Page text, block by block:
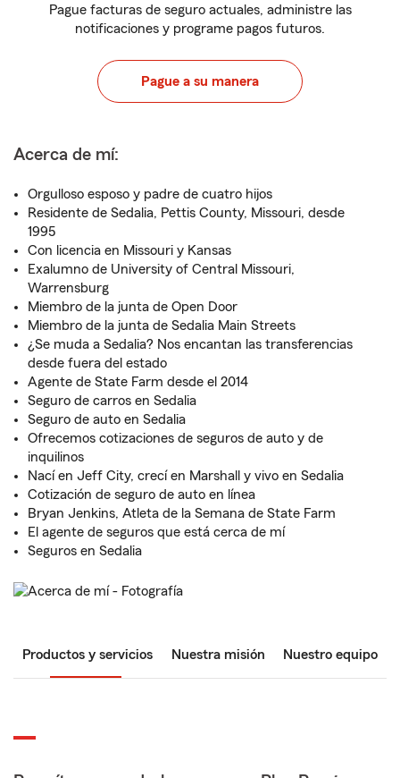
Pague facturas de seguro actuales, administre las
notificaciones y programe pagos futuros.
Pague a su manera
Acerca de mí:
Orgulloso esposo y padre de cuatro hijos
Residente de Sedalia, Pettis County, Missouri, desde
1995
Con licencia en Missouri y Kansas
Exalumno de University of Central Missouri,
Warrensburg
Miembro de la junta de Open Door
Miembro de la junta de Sedalia Main Streets
¿Se muda a Sedalia? Nos encantan las transferencias
desde fuera del estado
Agente de State Farm desde el 2014
Seguro de carros en Sedalia
Seguro de auto en Sedalia
Ofrecemos cotizaciones de seguros de auto y de
inquilinos
Nací en Jeff City, crecí en Marshall y vivo en Sedalia
Cotización de seguro de auto en línea
Bryan Jenkins, Atleta de la Semana de State Farm
El agente de seguros que está cerca de mí
Seguros en Sedalia
Productos y servicios Nuestra misión Nuestro equipo